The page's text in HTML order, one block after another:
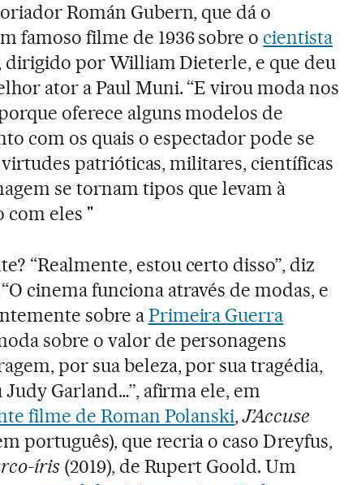
Román Gubern, que dá o
famoso filme de 1936 sobre o cientista
dirigido por William Dieterle, e que deu
ator a Paul Muni. “E virou moda nos
oferece alguns modelos de
com os quais o espectador pode se
patrióticas, militares, científicas
se tornam tipos que levam à
com eles "
“Realmente, estou certo disso”, diz
cinema funciona através de modas, e
sobre aPrimeira Guerra
sobre o valor de personagens
por sua beleza, por sua tragédia,
Garland…”, afirma ele, em
filme de Roman Polanski,J’Accuse
português), que recria o caso Dreyfus,
íris(2019), de Rupert Goold. Um